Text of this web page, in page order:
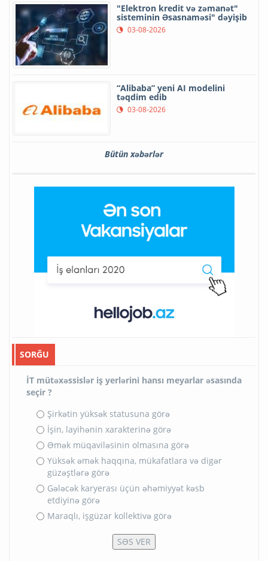
"Elektron kredit və zəmanət"
sisteminin Əsasnaməsi" dəyişib
03-08-2026
“Alibaba” yeni AI modelini
təqdim edib
03-08-2026
Bütün xəbərlər
SORĞU
İT mütəxəssislər iş yerlərini hansı meyarlar əsasında
seçir ?
Şirkətin yüksək statusuna görə
İşin, layihənin xarakterinə görə
Əmək müqaviləsinin olmasına görə
Yüksək əmək haqqına, mükafatlara və digər
güzəştlərə görə
Gələcək karyerası üçün əhəmiyyət kəsb
etdiyinə görə
Maraqlı, işgüzar kollektivə görə